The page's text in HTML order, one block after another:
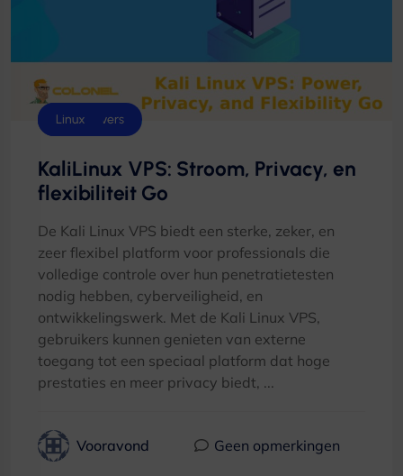
VPS-servers
Linux
KaliLinux VPS: Stroom, Privacy, en
flexibiliteit Go
De Kali Linux VPS biedt een sterke, zeker, en
zeer flexibel platform voor professionals die
volledige controle over hun penetratietesten
nodig hebben, cyberveiligheid, en
ontwikkelingswerk. Met de Kali Linux VPS,
gebruikers kunnen genieten van externe
toegang tot een speciaal platform dat hoge
prestaties en meer privacy biedt, ...
Vooravond Geen opmerkingen